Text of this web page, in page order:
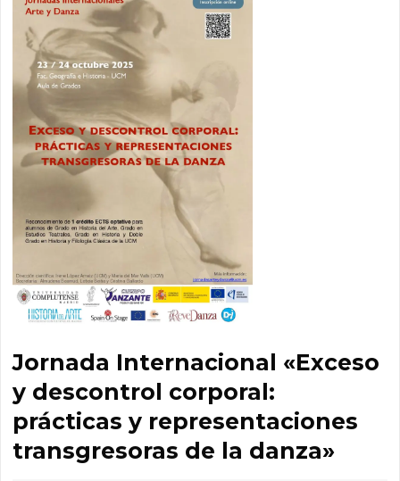
Jornada Internacional «Exceso
y descontrol corporal:
prácticas y representaciones
transgresoras de la danza»